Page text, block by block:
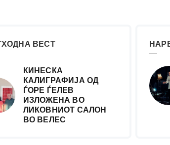
ВЕСТ
КИНЕСКА
КАЛИГРАФИЈА ОД
ЃОРЕ ЃЕЛЕВ
ИЗЛОЖЕНА ВО
ЛИКОВНИОТ САЛОН
ВО ВЕЛЕС